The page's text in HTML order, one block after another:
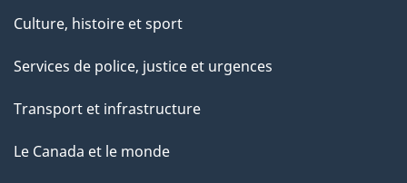
Culture, histoire et sport
Services de police, justice et urgences
Transport et infrastructure
Le Canada et le monde